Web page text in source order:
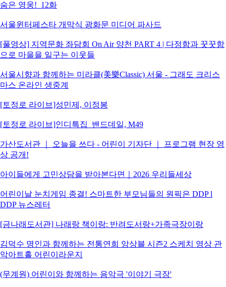
숨은 영웅!_12화
서울윈터페스타 개막식 광화문 미디어 파사드
[풀영상] 지역문화 좌담회 On Air 양천 PART 4 | 다정함과 꿋꿋함
으로 마을을 일구는 이웃들
서울시향과 함께하는 미라클(美樂Classic) 서울 - 그래도 크리스
마스 온라인 생중계
[토정로 라이브]성민제, 이정봉
[토정로 라이브]인디특집_밴드데일, M49
가산도서관 ｜ 오늘을 쓰다 - 어린이 기자단 ｜ 프로그램 현장 영
상 공개!
아이들에게 고민상담을 받아본다면｜2026 우리들세상
어린이날 눈치게임 종결! 스마트한 부모님들의 원픽은 DDP l
DDP 뉴스레터
[금나래도서관] 나래랑 책이랑: 반려도서랑+가족극장이랑
김덕수 명인과 함께하는 전통연희 앙상블 시즌2 스케치 영상 관
악아트홀 어린이라운지
(무계원) 어린이와 함께하는 음악극 '이야기 극장'